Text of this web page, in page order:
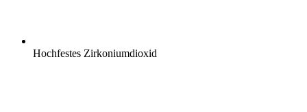
Hochfestes Zirkoniumdioxid